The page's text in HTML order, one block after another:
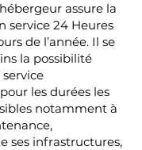
assure la
service 24 Heures
de l’année. Il se
la possibilité
les durées les
notamment à
ses infrastructures,